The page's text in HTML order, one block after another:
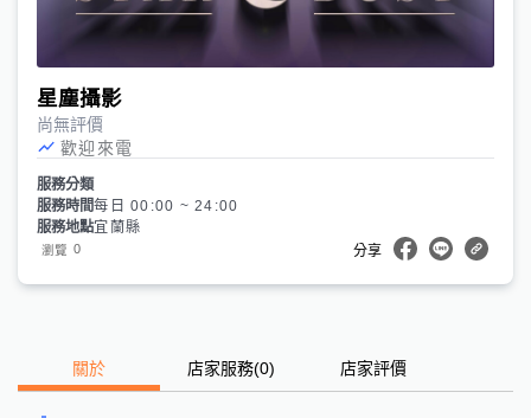
星塵攝影
尚無評價
歡迎來電
服務分類
服務時間每日 00:00 ~ 24:00
服務地點宜蘭縣
瀏覽 0 分享
關於 店家服務(0) 店家評價